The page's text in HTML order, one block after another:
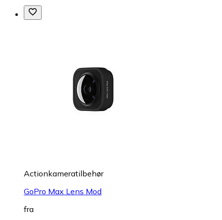
Actionkameratilbehør
GoPro Max Lens Mod
fra